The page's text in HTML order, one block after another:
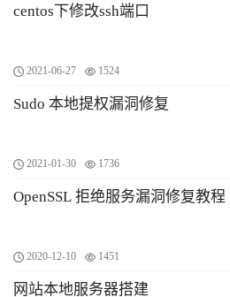
centos下修改ssh端口
2021-06-27 1524
Sudo 本地提权漏洞修复
2021-01-30 1736
OpenSSL 拒绝服务漏洞修复教程
2020-12-10 1451
网站本地服务器搭建